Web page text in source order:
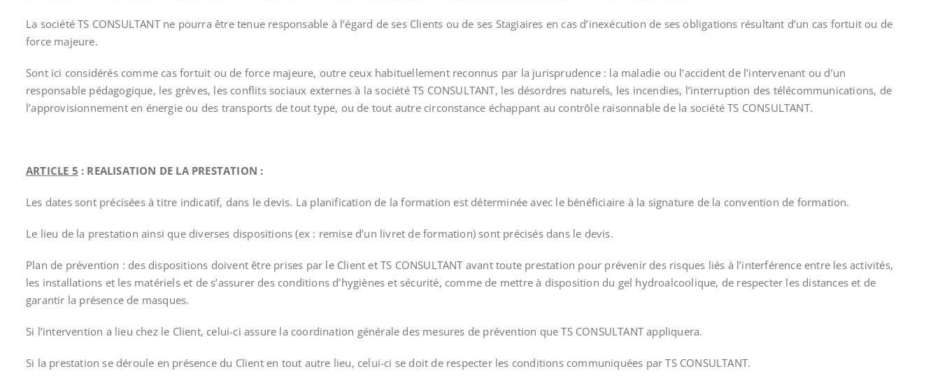
La société TS CONSULTANT ne pourra être tenue responsable à l’égard de ses Clients ou de ses Stagiaires en cas d’inexécution de ses obligations résultant d’un cas fortuit ou de
force majeure.
Sont ici considérés comme cas fortuit ou de force majeure, outre ceux habituellement reconnus par la jurisprudence : la maladie ou l’accident de l’intervenant ou d’un
responsable pédagogique, les grèves, les conflits sociaux externes à la société TS CONSULTANT, les désordres naturels, les incendies, l’interruption des télécommunications, de
l’approvisionnement en énergie ou des transports de tout type, ou de tout autre circonstance échappant au contrôle raisonnable de la société TS CONSULTANT.
ARTICLE 5 : REALISATION DE LA PRESTATION :
Les dates sont précisées à titre indicatif, dans le devis. La planification de la formation est déterminée avec le bénéficiaire à la signature de la convention de formation.
Le lieu de la prestation ainsi que diverses dispositions (ex : remise d’un livret de formation) sont précisés dans le devis.
Plan de prévention : des dispositions doivent être prises par le Client et TS CONSULTANT avant toute prestation pour prévenir des risques liés à l’interférence entre les activités,
les installations et les matériels et de s’assurer des conditions d’hygiènes et sécurité, comme de mettre à disposition du gel hydroalcoolique, de respecter les distances et de
garantir la présence de masques.
Si l’intervention a lieu chez le Client, celui-ci assure la coordination générale des mesures de prévention que TS CONSULTANT appliquera.
Si la prestation se déroule en présence du Client en tout autre lieu, celui-ci se doit de respecter les conditions communiquées par TS CONSULTANT.